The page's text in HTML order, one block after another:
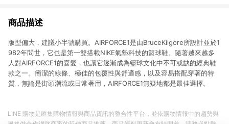
商品描述
版型偏大，建議小半號購買。AIRFORCE1是由BruceKilgore所設計並於1
982年問世，它也是第一雙搭載NIKE氣墊科技的籃球鞋。隨著越來越多
人對AIRFORCE1的喜愛，也讓它逐漸成為籃球文化中不可或缺的經典鞋
款之一。簡潔的線條、極佳的包覆性與舒適感，以及容易搭配穿著的特
質，無論是街頭潮流或日常著用，AIRFORCE1無疑地都是最佳選擇。
LINE 購物是匯集購物情報與商品資訊的整合性平台，並依購物情報中的趨勢與